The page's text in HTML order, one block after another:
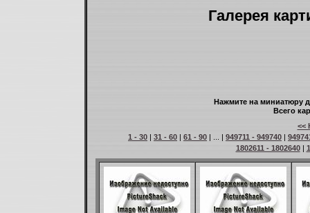
Галерея
Нажмите на миниатюру
Всего
<<
1 - 30 | 31 - 60 | 61 - 90 | ... | 949711 - 949740 |
1802611 - 1802640|